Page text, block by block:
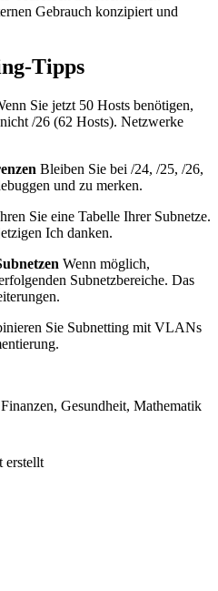
Gebrauch konzipiert und
Tipps
Sie jetzt 50 Hosts benötigen,
/26 (62 Hosts). Netzwerke
Bleiben Sie bei /24, /25, /26,
und zu merken.
Sie eine Tabelle Ihrer Subnetze.
Ich danken.
Wenn möglich,
Subnetzbereiche. Das
Sie Subnetting mit VLANs
Gesundheit, Mathematik
erstellt